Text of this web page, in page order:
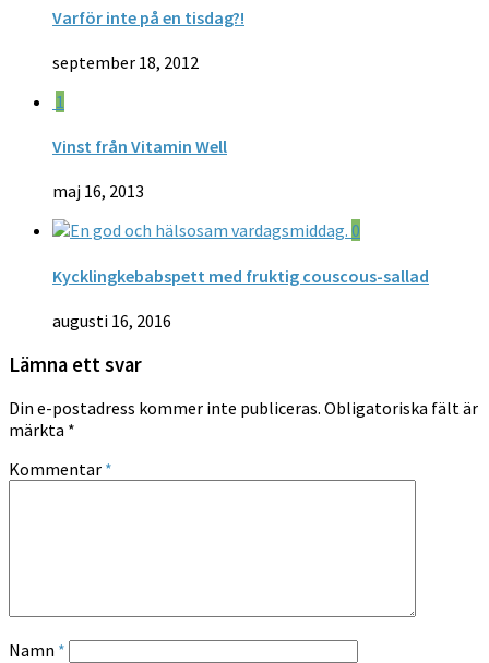
Varför inte på en tisdag?!
september 18, 2012
1
Vinst från Vitamin Well
maj 16, 2013
0
Kycklingkebabspett med fruktig couscous-sallad
augusti 16, 2016
Lämna ett svar
Din e-postadress kommer inte publiceras. Obligatoriska fält är
märkta *
Kommentar *
Namn *